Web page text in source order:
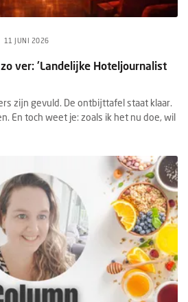
11 JUNI 2026
ver: 'Landelijke Hoteljournalist
zijn gevuld. De ontbijttafel staat klaar.
En toch weet je: zoals ik het nu doe, wil